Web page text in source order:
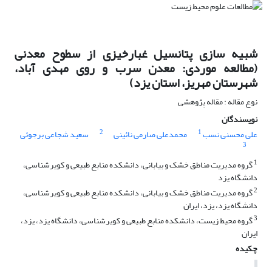
شبیه سازی پتانسیل غبارخیزی از سطوح معدنی
(مطالعه موردی: معدن سرب و روی مهدی آباد،
شهرستان مهریز، استان یزد)
نوع مقاله : مقاله پژوهشی
نویسندگان
علی محسنی نسب1 محمدعلی صارمی نائینی 2 سعید شجاعی برجوئی
3
1گروه مدیریت مناطق خشک و بیابانی، دانشکده منابع طبیعی و کویرشناسی،
دانشگاه یزد
2گروه مدیریت مناطق خشک و بیابانی، دانشکده منابع طبیعی و کویرشناسی،
دانشگاه یزد، یزد، ایران
3گروه محیط زیست، دانشکده منابع طبیعی و کویرشناسی، دانشگاه یزد، یزد،
ایران
چکیده